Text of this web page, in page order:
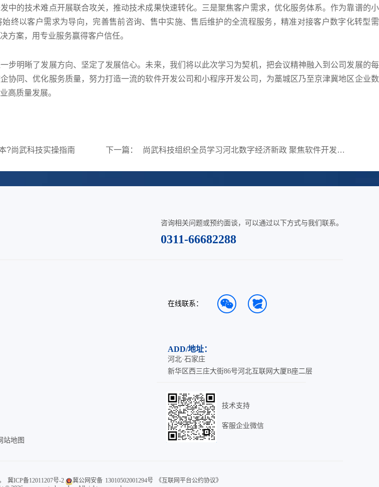
中的技术难点开展联合攻关，推动技术成果快速转化。三是聚焦客户需求，优化服务体系。作为靠谱的小
终以客户需求为导向，完善售前咨询、售中实施、售后维护的全流程服务，精准对接客户数字化转型需
方案，用专业服务赢得客户信任。
明晰了发展方向、坚定了发展信心。未来，我们将以此次学习为契机，把会议精神融入到公司发展的每
协同、优化服务质量，努力打造一流的软件开发公司和小程序开发公司，为藁城区乃至京津冀地区企业数
高质量发展。
?尚武科技实操指南 下一篇： 尚武科技组织全员学习河北数字经济新政 聚焦软件开发与小程序开发赋能产业升级
咨询相关问题或预约面谈，可以通过以下方式与我们联系。
0311-66682288
在线联系：
ADD/地址：
河北·石家庄
新华区西三庄大街86号河北互联网大厦B座二层
站地图
技术支持
客服企业微信
冀ICP备12011207号-2 冀公网安备 13010502001294号
《互联网平台公约协议》